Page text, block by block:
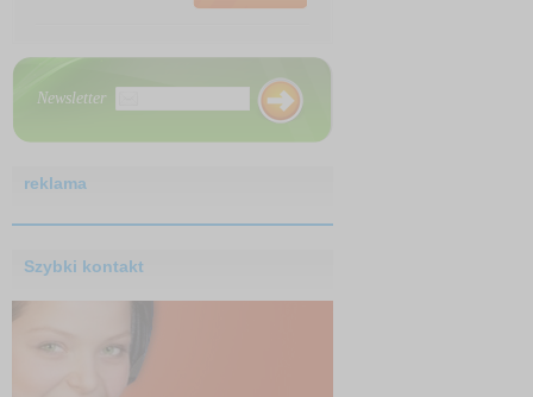
Newsletter
reklama
Szybki kontakt